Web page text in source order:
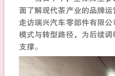
面了解现代茶产业的品牌
走访瑞兴汽车零部件有限
模式与转型路径，为后续
支撑。